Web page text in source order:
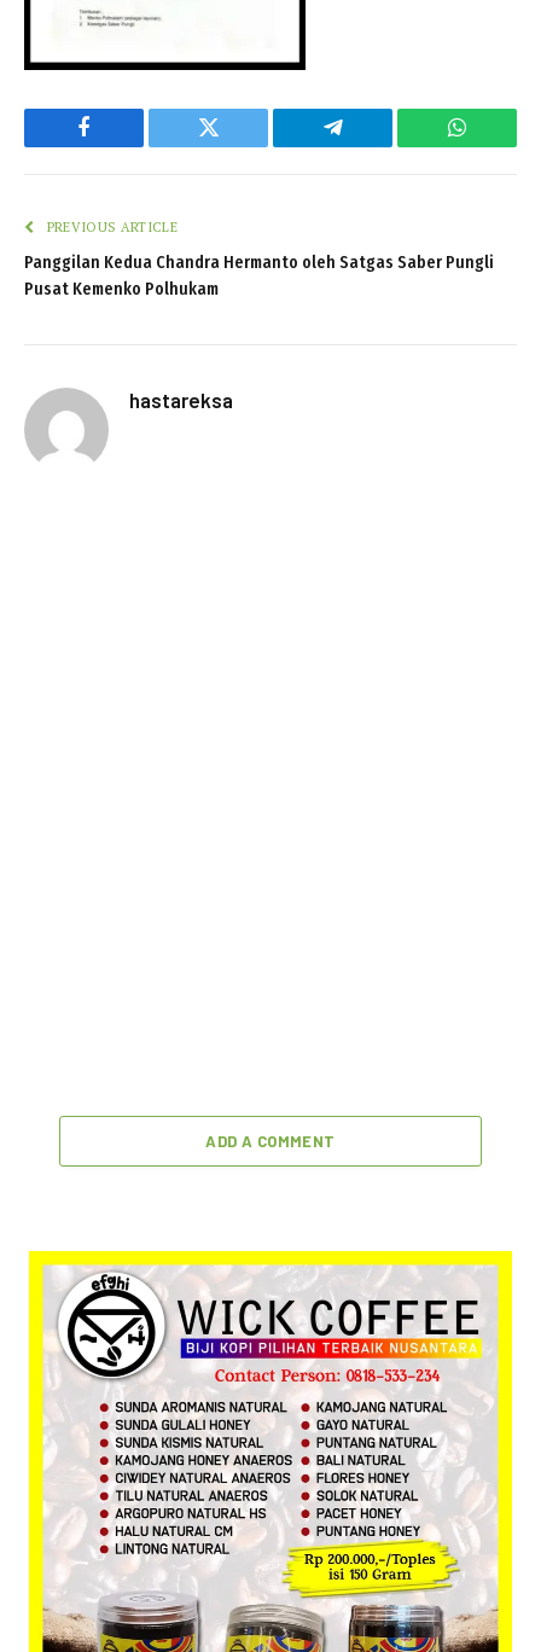
Facebook Twitter Telegram
PREVIOUS ARTICLE
Panggilan Kedua Chandra Hermanto oleh Satgas Saber Pungli
Pusat Kemenko Polhukam
hastareksa
ADD A COMMENT